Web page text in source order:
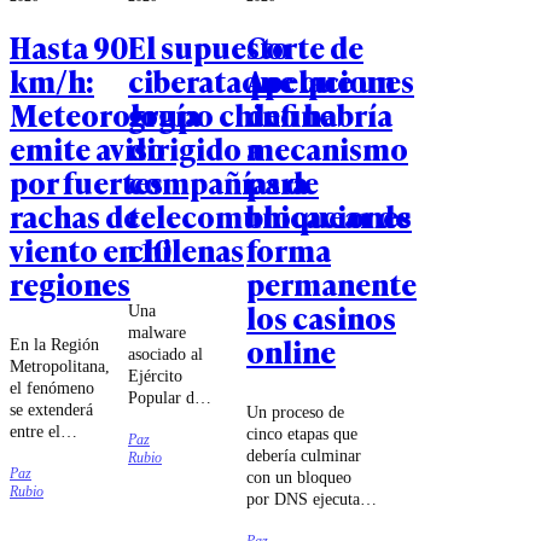
Hasta 90
km/h:
Meteorología
emite aviso
por fuertes
rachas de
viento en 10
regiones
En la Región
Metropolitana,
el fenómeno
se extenderá
entre el
el jueves 13
de agosto.
Paz
Rubio
El supuesto
ciberataque que un
grupo chino habría
dirigido a
compañías de
telecomunicaciones
chilenas
Una
malware
asociado al
Ejército
Popular de
chino habría
intentado
Paz
Rubio
Corte de
Apelaciones
define
mecanismo
para
bloquear de
forma
permanente
los casinos
online
Un proceso de
cinco etapas que
debería culminar
con un bloqueo
por DNS ejecutado